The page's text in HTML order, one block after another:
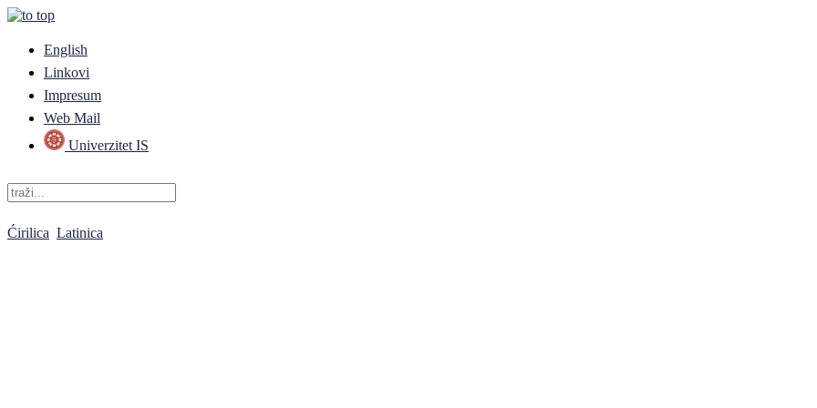
English
Linkovi
Impresum
Web Mail
Univerzitet IS
Ćirilica Latinica